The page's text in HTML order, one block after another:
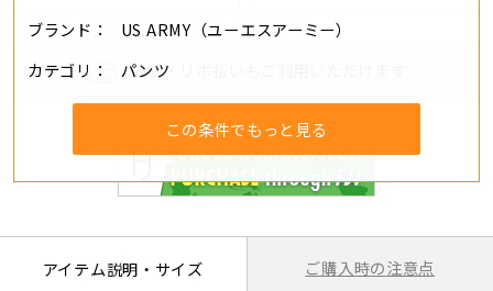
ブランド
US ARMY（ユーエスアーミー）
カテゴリ
パンツ
この条件でもっと見る
分割・リボ払いもご利用いただけます
アイテム説明・サイズ ご購入時の注意点